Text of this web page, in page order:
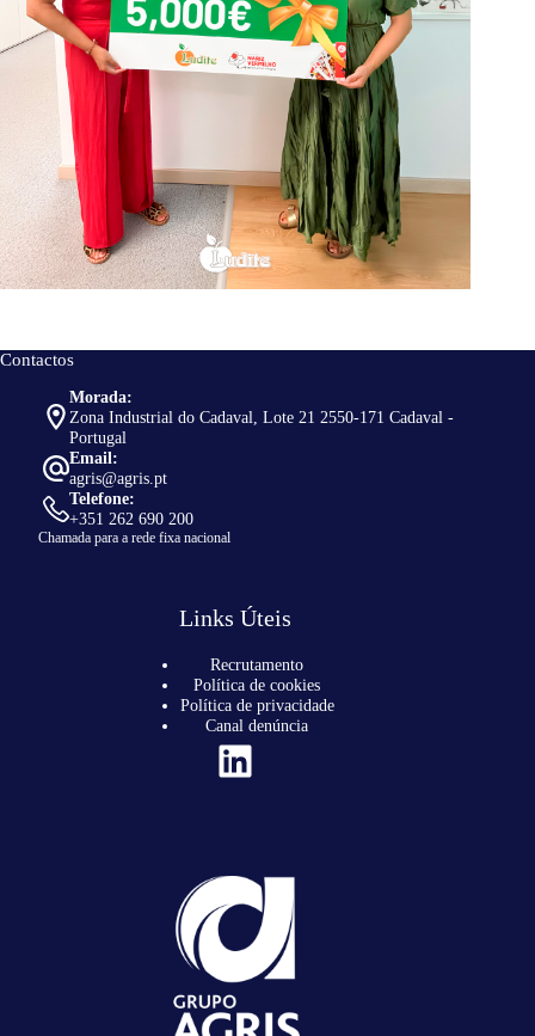
Contactos
Morada:
Zona Industrial do Cadaval, Lote 21 2550-171 Cadaval -
Portugal
Email:
agris@agris.pt
Telefone:
+351 262 690 200
Chamada para a rede fixa nacional
Links Úteis
Recrutamento
Política de cookies
Política de privacidade
Canal denúncia
LinkedIn